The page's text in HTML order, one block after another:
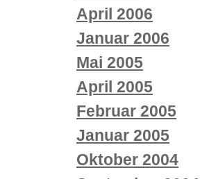
April 2006
Januar 2006
Mai 2005
April 2005
Februar 2005
Januar 2005
Oktober 2004